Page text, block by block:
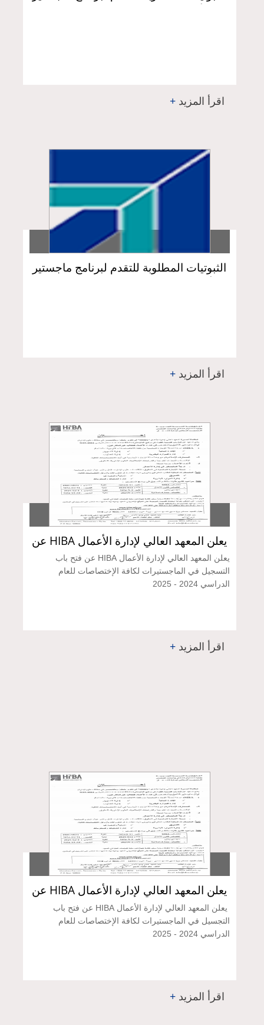
اقرأ المزيد+
الثبوتيات المطلوبة للتقدم لبرنامج ماجستير
اقرأ المزيد+
يعلن المعهد العالي لإدارة الأعمال HIBA عن
فتح باب التسجيل في الماجستيرات لكافة
الإختصاصات للعام الدراسي 2024 - 2025
يعلن المعهد العالي لإدارة الأعمال HIBA عن فتح باب
التسجيل في الماجستيرات لكافة الإختصاصات للعام
الدراسي 2024 - 2025
اقرأ المزيد+
يعلن المعهد العالي لإدارة الأعمال HIBA عن
فتح باب التجسيل في الماجستيرات لكافة
الإختصاصات للعام الدراسي 2024 - 2025
يعلن المعهد العالي لإدارة الأعمال HIBA عن فتح باب
التجسيل في الماجستيرات لكافة الإختصاصات للعام
الدراسي 2024 - 2025
اقرأ المزيد+